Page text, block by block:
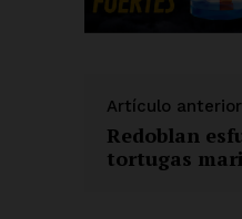
Artículo anterior
Redoblan
tortugas